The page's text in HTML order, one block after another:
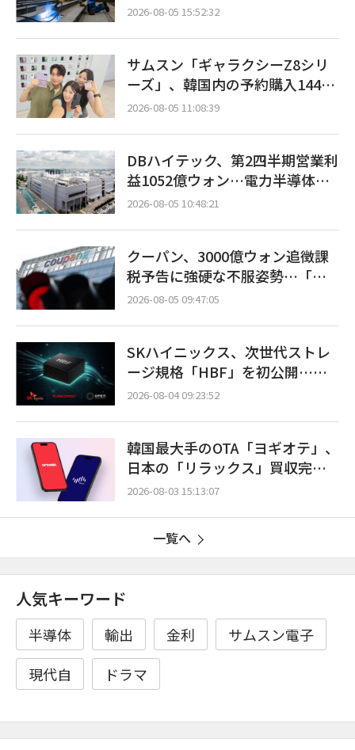
2026-08-05 15:52:32
サムスン「ギャラクシーZ8シリ
ーズ」、韓国内の予約購入144万
台…「過去最多」
2026-08-05 11:08:39
DBハイテック、第2四半期営業利
益1052億ウォン…電力半導体・A
I需要増で売上高23%増
2026-08-05 10:48:21
クーパン、3000億ウォン追徴課
税予告に強硬な不服姿勢…「韓
米同盟の新たな火種」への懸念
2026-08-05 09:47:05
SKハイニックス、次世代ストレ
ージ規格「HBF」を初公開…世
界初375層NANDも披露
2026-08-04 09:23:52
韓国最大手のOTA「ヨギオテ」、
日本の「リラックス」買収完
了…グローバルビジネス拡大に
2026-08-03 15:13:07
一覧へ
人気キーワード
半導体 輸出 金利
サムスン電子
現代自
ドラマ